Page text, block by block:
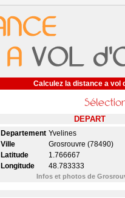
Calculez la distance a vol
DEPART
Departement Yvelines
Ville
Grosrouvre (78490)
Latitude
1.766667
Longitude
48.783333
Infos et photos de